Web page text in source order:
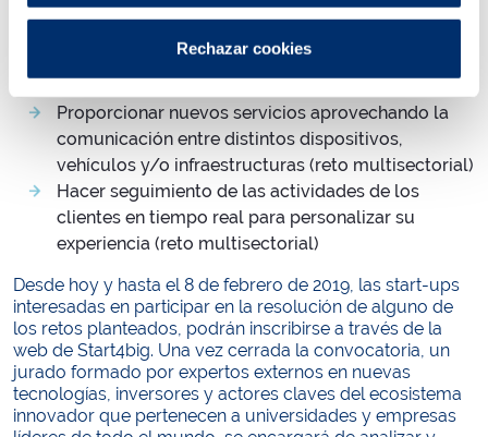
Rechazar cookies
consumo en el hogar (reto transversal)
costes de los servicios y productos que impliquen
Proporcionar nuevos servicios aprovechando la
comunicación entre distintos dispositivos,
vehículos y/o infraestructuras (reto multisectorial)
Hacer seguimiento de las actividades de los
clientes en tiempo real para personalizar su
experiencia (reto multisectorial)
Desde hoy y hasta el 8 de febrero de 2019, las start-ups
interesadas en participar en la resolución de alguno de
los retos planteados, podrán inscribirse a través de la
web de Start4big. Una vez cerrada la convocatoria, un
jurado formado por expertos externos en nuevas
tecnologías, inversores y actores claves del ecosistema
innovador que pertenecen a universidades y empresas